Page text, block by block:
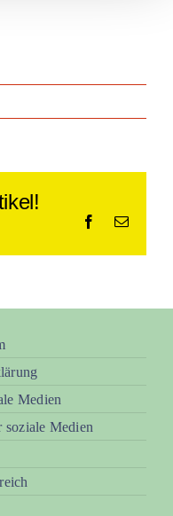
Facebook
E-
Medien
soziale Medien